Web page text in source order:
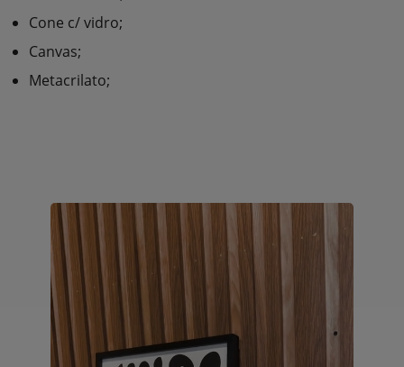
Cone c/ vidro;
Canvas;
Metacrilato;